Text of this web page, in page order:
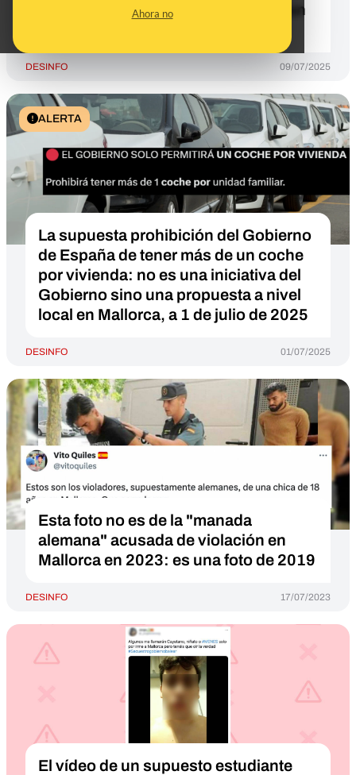
Ahora no
Interior dice que las dietas sí estaban
DESINFO 09/07/2025
ALERTA
La supuesta prohibición del Gobierno
de España de tener más de un coche
por vivienda: no es una iniciativa del
Gobierno sino una propuesta a nivel
local en Mallorca, a 1 de julio de 2025
DESINFO 01/07/2025
Esta foto no es de la "manada
alemana" acusada de violación en
Mallorca en 2023: es una foto de 2019
DESINFO 17/07/2023
El vídeo de un supuesto estudiante